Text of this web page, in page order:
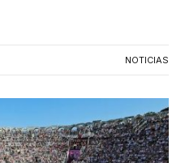
NOTICIAS